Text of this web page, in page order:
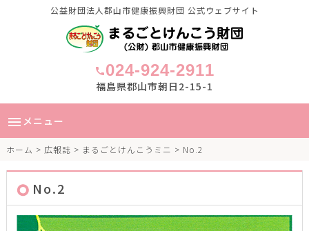
公益財団法人郡山市健康振興財団 公式ウェブサイト
call024-924-2911
福島県郡山市朝日2-15-1
menu メニュー
ホーム > 広報誌 > まるごとけんこうミニ > No.2
No.2